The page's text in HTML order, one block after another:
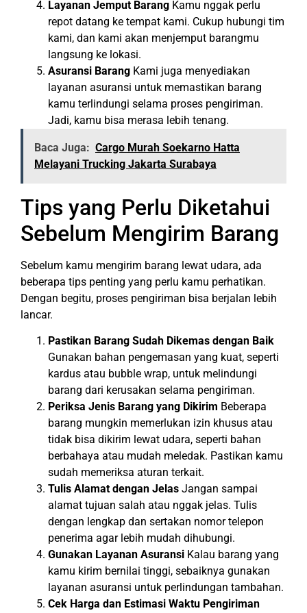
Layanan Jemput Barang Kamu nggak perlu
repot datang ke tempat kami. Cukup hubungi tim
kami, dan kami akan menjemput barangmu
langsung ke lokasi.
Asuransi Barang Kami juga menyediakan
layanan asuransi untuk memastikan barang
kamu terlindungi selama proses pengiriman.
Jadi, kamu bisa merasa lebih tenang.
Baca Juga: Cargo Murah Soekarno Hatta
Melayani Trucking Jakarta Surabaya
Tips yang Perlu Diketahui
Sebelum Mengirim Barang
Sebelum kamu mengirim barang lewat udara, ada
beberapa tips penting yang perlu kamu perhatikan.
Dengan begitu, proses pengiriman bisa berjalan lebih
lancar.
Pastikan Barang Sudah Dikemas dengan Baik
Gunakan bahan pengemasan yang kuat, seperti
kardus atau bubble wrap, untuk melindungi
barang dari kerusakan selama pengiriman.
Periksa Jenis Barang yang Dikirim Beberapa
barang mungkin memerlukan izin khusus atau
tidak bisa dikirim lewat udara, seperti bahan
berbahaya atau mudah meledak. Pastikan kamu
sudah memeriksa aturan terkait.
Tulis Alamat dengan Jelas Jangan sampai
alamat tujuan salah atau nggak jelas. Tulis
dengan lengkap dan sertakan nomor telepon
penerima agar lebih mudah dihubungi.
Gunakan Layanan Asuransi Kalau barang yang
kamu kirim bernilai tinggi, sebaiknya gunakan
layanan asuransi untuk perlindungan tambahan.
Cek Harga dan Estimasi Waktu Pengiriman